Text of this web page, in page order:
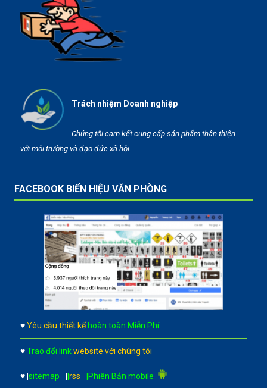
Trách nhiệm Doanh nghiệp
Chúng tôi cam kết cung cấp sản phẩm thân thiện
với môi trường và đạo đức xã hội.
FACEBOOK BIỂN HIỆU VĂN PHÒNG
♥ Yêu cầu thiết kế hoàn toàn Miễn Phí
♥ Trao đổi link website với chúng tôi
♥ |sitemap |rss |Phiên Bản mobile